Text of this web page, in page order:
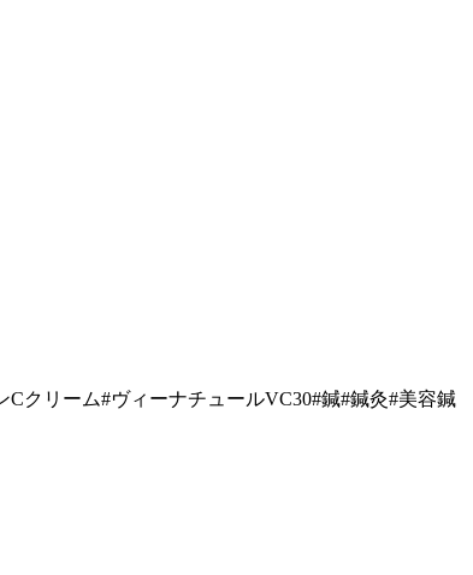
クリーム#ヴィーナチュールVC30#鍼#鍼灸#美容鍼